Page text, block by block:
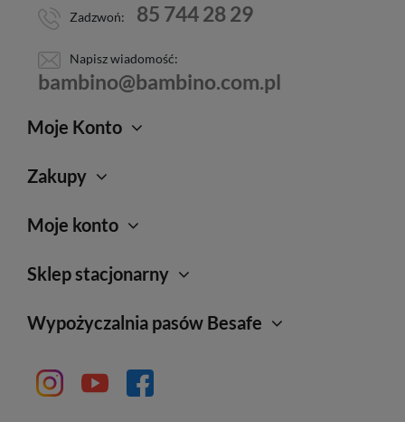
Zadzwoń: 85 744 28 29
Napisz wiadomość:
bambino@bambino.com.pl
Moje Konto
Zakupy
Moje konto
Sklep stacjonarny
Wypożyczalnia pasów Besafe